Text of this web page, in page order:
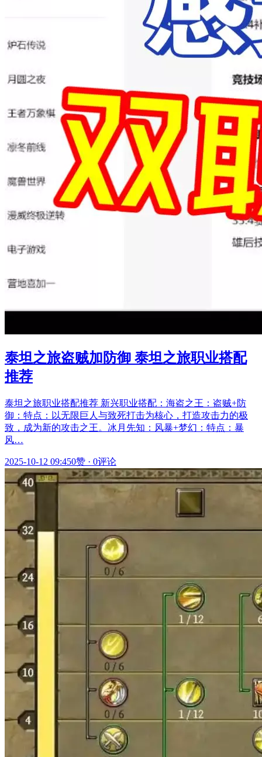
泰坦之旅盗贼加防御 泰坦之旅职业搭配
推荐
泰坦之旅职业搭配推荐 新兴职业搭配：海盗之王：盗贼+防
御：特点：以无限巨人与致死打击为核心，打造攻击力的极
致，成为新的攻击之王。冰月先知：风暴+梦幻：特点：暴
风…
2025-10-12 09:450赞 · 0评论